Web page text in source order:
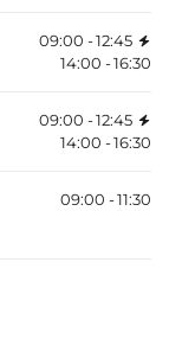
09:00 - 12:45
14:00 - 16:30
09:00 - 12:45
14:00 - 16:30
09:00 - 11:30